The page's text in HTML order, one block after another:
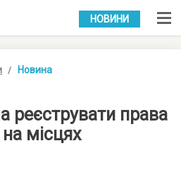
УКР РУС
НОВИНИ
Новина
реєструвати права
місцях